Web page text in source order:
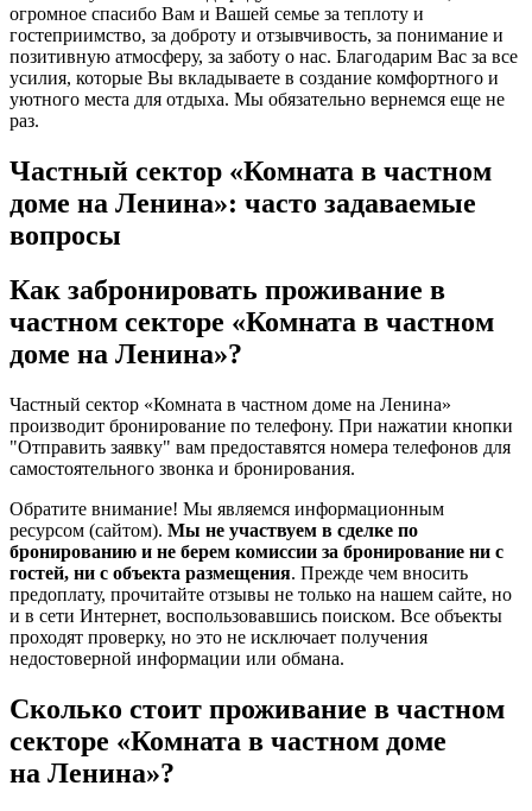
огромное спасибо Вам и Вашей семье за теплоту и
гостеприимство, за доброту и отзывчивость, за понимание и
позитивную атмосферу, за заботу о нас. Благодарим Вас за все
усилия, которые Вы вкладываете в создание комфортного и
уютного места для отдыха. Мы обязательно вернемся еще не
раз.
Частный сектор «Комната в частном
доме на Ленина»: часто задаваемые
вопросы
Как забронировать проживание в
частном секторе «Комната в частном
доме на Ленина»?
Частный сектор «Комната в частном доме на Ленина»
производит бронирование по телефону. При нажатии кнопки
"Отправить заявку" вам предоставятся номера телефонов для
самостоятельного звонка и бронирования.
Обратите внимание! Мы являемся информационным
ресурсом (сайтом). Мы не участвуем в сделке по
бронированию и не берем комиссии за бронирование ни с
гостей, ни с объекта размещения. Прежде чем вносить
предоплату, прочитайте отзывы не только на нашем сайте, но
и в сети Интернет, воспользовавшись поиском. Все объекты
проходят проверку, но это не исключает получения
недостоверной информации или обмана.
Сколько стоит проживание в частном
секторе «Комната в частном доме
на Ленина»?